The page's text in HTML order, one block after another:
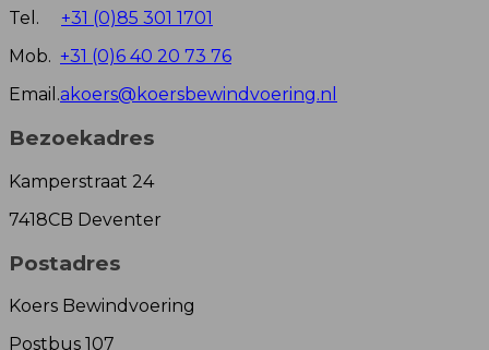
Tel. +31 (0)85 301 1701
Mob. +31 (0)6 40 20 73 76
Email.akoers@koersbewindvoering.nl
Bezoekadres
Kamperstraat 24
7418CB Deventer
Postadres
Koers Bewindvoering
Postbus 107